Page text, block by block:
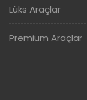
Lüks Araçlar
Premium Araçlar